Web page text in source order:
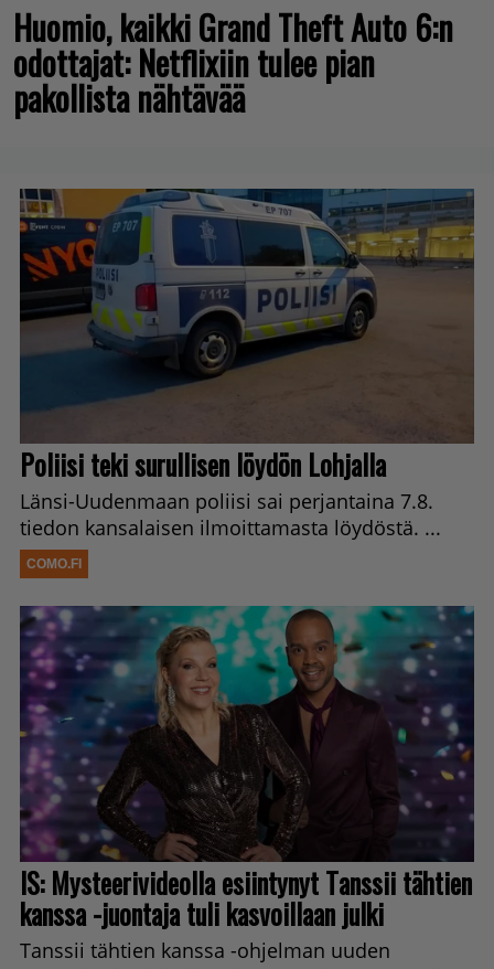
Huomio, kaikki Grand Theft Auto 6:n
odottajat: Netflixiin tulee pian
pakollista nähtävää